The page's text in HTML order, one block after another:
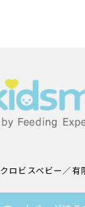
クロビスベビー／有